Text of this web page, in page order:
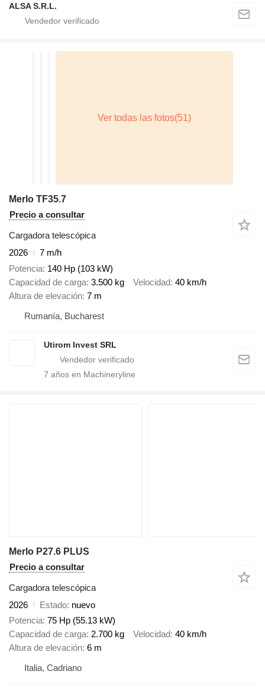
ALSA S.R.L.
Merlo TF35.7
Precio a consultar
Cargadora telescópica
2026
7 m/h
Potencia 140 Hp (103 kW)
Capacidad de carga 3.500 kg Velocidad 40 km/h
Altura de elevación 7 m
Rumanía, Bucharest
Utirom Invest SRL
7 años en Machineryline
Merlo P27.6 PLUS
Precio a consultar
Cargadora telescópica
2026
Estado nuevo
Potencia 75 Hp (55.13 kW)
Capacidad de carga 2.700 kg Velocidad 40 km/h
Altura de elevación 6 m
Italia, Cadriano